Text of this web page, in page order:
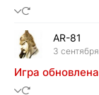
AR-81
3
Игра